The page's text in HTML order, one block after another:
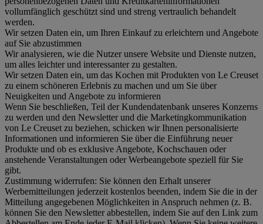
vollumfänglich geschützt sind und streng vertraulich behandelt
werden.
Wir setzen Daten ein, um Ihren Einkauf zu erleichtern und Angebote
auf Sie abzustimmen
Wir analysieren, wie die Nutzer unsere Website und Dienste nutzen,
um alles leichter und interessanter zu gestalten.
Wir setzen Daten ein, um das Kochen mit Produkten von Le Creuset
zu einem schöneren Erlebnis zu machen und um Sie über
Neuigkeiten und Angebote zu informieren
Wenn Sie beschließen, Teil der Kundendatenbank unseres Konzerns
zu werden und den Newsletter und die Marketingkommunikation
von Le Creuset zu beziehen, schicken wir Ihnen personalisierte
Informationen und informieren Sie über die Einführung neuer
Produkte und ob es exklusive Angebote, Kochschauen oder
anstehende Veranstaltungen oder Werbeangebote speziell für Sie
gibt.
Zustimmung widerrufen: Sie können den Erhalt unserer
Werbemitteilungen jederzeit kostenlos beenden, indem Sie die in der
Mitteilung angegebenen Möglichkeiten in Anspruch nehmen (z. B.
können Sie den Newsletter abbestellen, indem Sie auf den Link zum